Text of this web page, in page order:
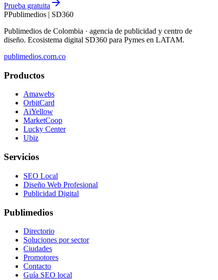
Prueba gratuita
PPublimedios | SD360
Publimedios de Colombia · agencia de publicidad y centro de
diseño. Ecosistema digital SD360 para Pymes en LATAM.
publimedios.com.co
Productos
Amawebs
OrbitCard
AiYellow
MarketCoop
Lucky Center
Ubiz
Servicios
SEO Local
Diseño Web Profesional
Publicidad Digital
Publimedios
Directorio
Soluciones por sector
Ciudades
Promotores
Contacto
Guía SEO local